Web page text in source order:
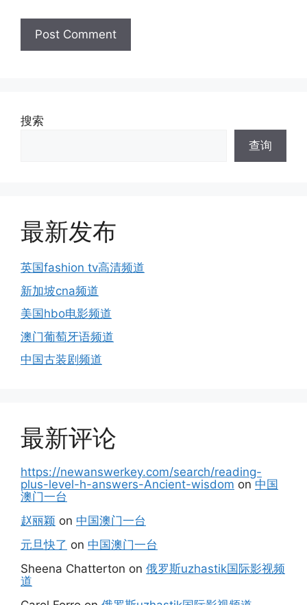
搜索
查询
最新发布
英国fashion tv高清频道
新加坡cna频道
美国hbo电影频道
澳门葡萄牙语频道
中国古装剧频道
最新评论
https://newanswerkey.com/search/reading-
plus-level-h-answers-Ancient-wisdom on 中国
澳门一台
赵丽颖 on 中国澳门一台
元旦快了 on 中国澳门一台
Sheena Chatterton on 俄罗斯uzhastik国际影视频
道